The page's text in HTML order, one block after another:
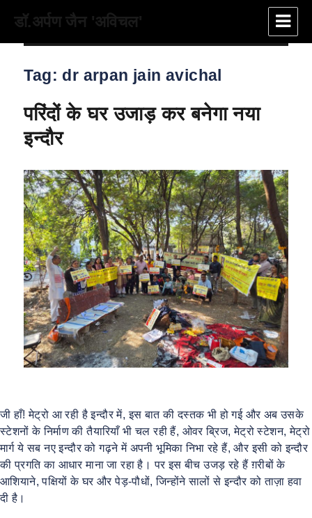
डॉ.अर्पण जैन 'अविचल'
Tag: dr arpan jain avichal
परिंदों के घर उजाड़ कर बनेगा नया
इन्दौर
जी हाँ! मेट्रो आ रही है इन्दौर में, इस बात की दस्तक भी हो गई और अब उसके
स्टेशनों के निर्माण की तैयारियाँ भी चल रही हैं, ओवर ब्रिज, मेट्रो स्टेशन, मेट्रो
मार्ग ये सब नए इन्दौर को गढ़ने में अपनी भूमिका निभा रहे हैं, और इसी को इन्दौर
की प्रगति का आधार माना जा रहा है। पर इस बीच उजड़ रहे हैं ग़रीबों के
आशियाने, पक्षियों के घर और पेड़-पौधों, जिन्होंने सालों से इन्दौर को ताज़ा हवा
दी है।